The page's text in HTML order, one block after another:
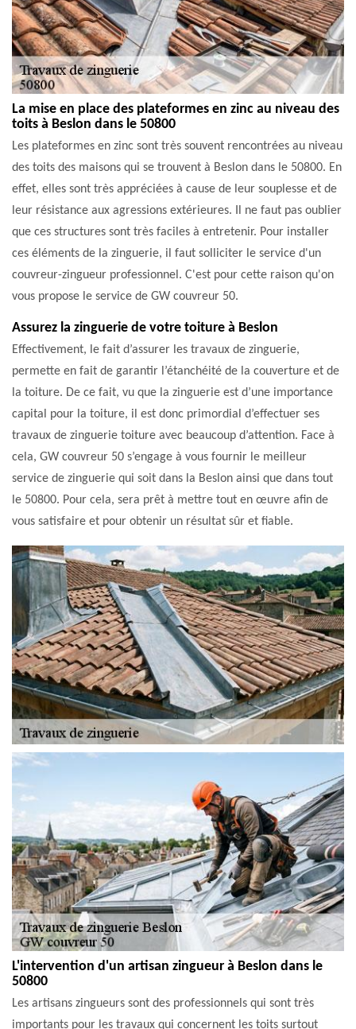
La mise en place des plateformes en zinc au niveau des
toits à Beslon dans le 50800
Les plateformes en zinc sont très souvent rencontrées au niveau
des toits des maisons qui se trouvent à Beslon dans le 50800. En
effet, elles sont très appréciées à cause de leur souplesse et de
leur résistance aux agressions extérieures. Il ne faut pas oublier
que ces structures sont très faciles à entretenir. Pour installer
ces éléments de la zinguerie, il faut solliciter le service d'un
couvreur-zingueur professionnel. C'est pour cette raison qu'on
vous propose le service de GW couvreur 50.
Assurez la zinguerie de votre toiture à Beslon
Effectivement, le fait d’assurer les travaux de zinguerie,
permette en fait de garantir l’étanchéité de la couverture et de
la toiture. De ce fait, vu que la zinguerie est d’une importance
capital pour la toiture, il est donc primordial d’effectuer ses
travaux de zinguerie toiture avec beaucoup d’attention. Face à
cela, GW couvreur 50 s’engage à vous fournir le meilleur
service de zinguerie qui soit dans la Beslon ainsi que dans tout
le 50800. Pour cela, sera prêt à mettre tout en œuvre afin de
vous satisfaire et pour obtenir un résultat sûr et fiable.
L'intervention d'un artisan zingueur à Beslon dans le
50800
Les artisans zingueurs sont des professionnels qui sont très
importants pour les travaux qui concernent les toits surtout